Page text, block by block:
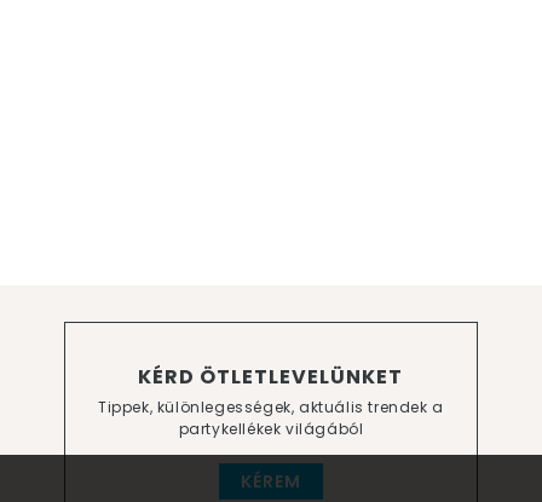
KÉRD ÖTLETLEVELÜNKET
Tippek, különlegességek, aktuális trendek a
partykellékek világából
KÉREM